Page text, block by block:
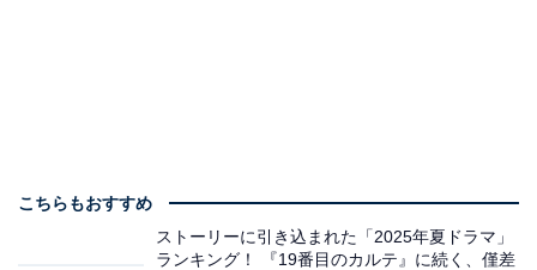
こちらもおすすめ
ストーリーに引き込まれた「2025年夏ドラマ」
ランキング！ 『19番目のカルテ』に続く、僅差